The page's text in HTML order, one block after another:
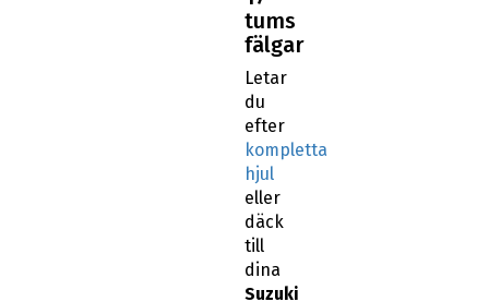
tums
fälgar
Letar
du
efter
kompletta
hjul
eller
däck
till
dina
Suzuki